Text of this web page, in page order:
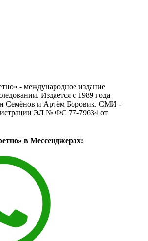
- международное издание
Издаётся с 1989 года.
Семёнов и Артём Боровик. CМИ -
ЭЛ № ФС 77-79634 от
в Мессенджерах: